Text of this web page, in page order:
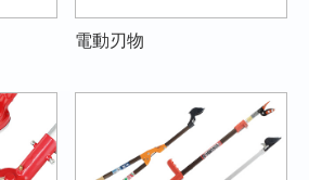
電動刃物